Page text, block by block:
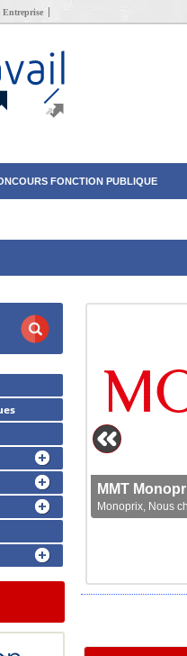
Entreprise
FONCTION PUBLIQUE
MMT
Monoprix, Nous